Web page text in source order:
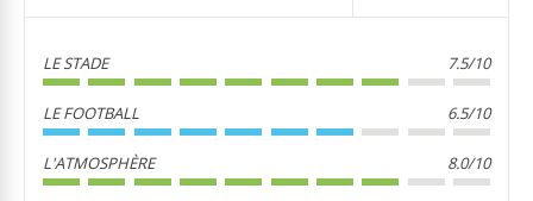
LE STADE 7.5/10
LE FOOTBALL 6.5/10
L'ATMOSPHÈRE 8.0/10